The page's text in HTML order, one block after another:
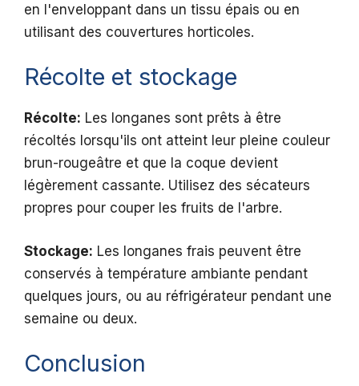
en l'enveloppant dans un tissu épais ou en
utilisant des couvertures horticoles.
Récolte et stockage
Récolte: Les longanes sont prêts à être
récoltés lorsqu'ils ont atteint leur pleine couleur
brun-rougeâtre et que la coque devient
légèrement cassante. Utilisez des sécateurs
propres pour couper les fruits de l'arbre.
Stockage: Les longanes frais peuvent être
conservés à température ambiante pendant
quelques jours, ou au réfrigérateur pendant une
semaine ou deux.
Conclusion